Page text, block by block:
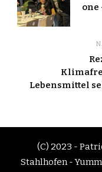
one
Lebensmittel
(C) 2023 -
Stahlhofen -